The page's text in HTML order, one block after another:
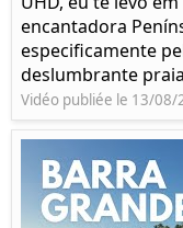
encantadora
especificamente
deslumbrante
Vidéo publiée le 13/08/